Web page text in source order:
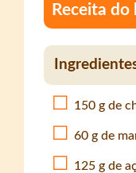
Receita
150 g de
60 g de
125 g de